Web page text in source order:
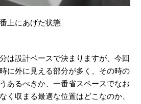
上にあげた状態
は設計ベースで決まりますが、今回
に外に見える部分が多く、その時の
あるべきか、一番省スペースでなお
く収まる最適な位置はどこなのか、